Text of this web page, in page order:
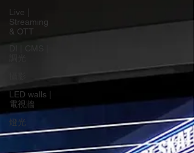
Live |
Streaming
& OTT
LED walls |
電視牆
燈光